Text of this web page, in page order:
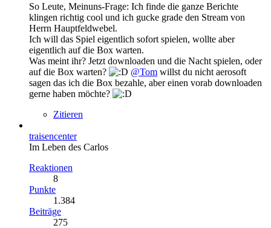
So Leute, Meinuns-Frage: Ich finde die ganze Berichte
klingen richtig cool und ich gucke grade den Stream von
Herrn Hauptfeldwebel.
Ich will das Spiel eigentlich sofort spielen, wollte aber
eigentlich auf die Box warten.
Was meint ihr? Jetzt downloaden und die Nacht spielen, oder
auf die Box warten?
@Tom willst du nicht aerosoft
sagen das ich die Box bezahle, aber einen vorab downloaden
gerne haben möchte?
Zitieren
traisencenter
Im Leben des Carlos
Reaktionen
8
Punkte
1.384
Beiträge
275